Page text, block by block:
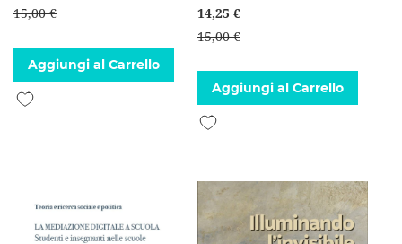
15,00 €
Aggiungi al Carrello
Aggiungi alla lista desideri
14,25 €
15,00 €
Aggiungi al Carrello
Aggiungi alla lista desideri